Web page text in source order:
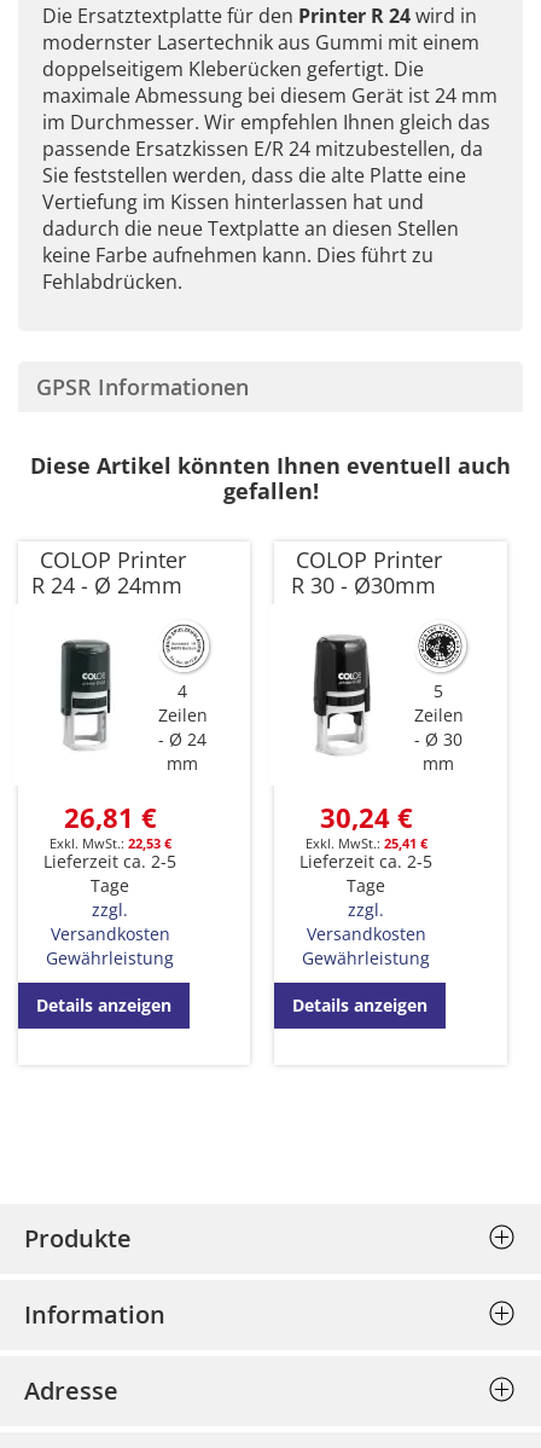
Die Ersatztextplatte für den Printer R 24wird in
modernster Lasertechnik aus Gummi mit einem
doppelseitigem Kleberücken gefertigt. Die
maximale Abmessung bei diesem Gerät ist 24 mm
im Durchmesser. Wir empfehlen Ihnen gleich das
passende Ersatzkissen E/R 24 mitzubestellen, da
Sie feststellen werden, dass die alte Platte eine
Vertiefung im Kissen hinterlassen hat und
dadurch die neue Textplatte an diesen Stellen
keine Farbe aufnehmen kann. Dies führt zu
Fehlabdrücken.
GPSR Informationen
Diese Artikel könnten Ihnen eventuell auch
gefallen!
COLOP Printer
R 24 - Ø 24mm
4
Zeilen
Ø 24
mm
26,81 €
22,53 €
Lieferzeit ca. 2-5
Tage
zzgl.
Versandkosten
Gewährleistung
Details anzeigen
COLOP Printer
R 30 - Ø30mm
5
Zeilen
Ø 30
mm
30,24 €
25,41 €
Lieferzeit ca. 2-5
Tage
zzgl.
Versandkosten
Gewährleistung
Details anzeigen
Produkte
Textplatten einzeln
Prägepressen
Information
Datenschutz
Adresse